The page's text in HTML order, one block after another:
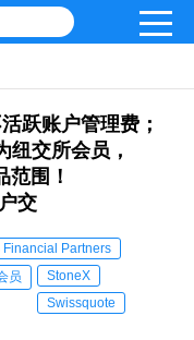
跃账户管理费；
交所会员，
围！
交
Financial Partners
员
StoneX
Swissquote